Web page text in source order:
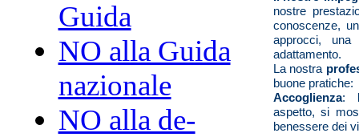
Guida
NO alla Guida
nazionale
NO alla de-
nostre
conoscenze,
approcci,
adattamento.
La nostra
buone pratiche:
Accoglienza:
aspetto, si
benessere dei